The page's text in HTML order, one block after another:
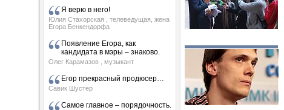
Я верю в него!
Юлия Стахорская
, телеведущая, жена
Егора Бенкендорфа
Появление Егора, как
кандидата в мэры – знаково.
Олег Карамазов , музыкант
Егор прекрасный продюсер…
Савик Шустер
Самое главное – порядочность.